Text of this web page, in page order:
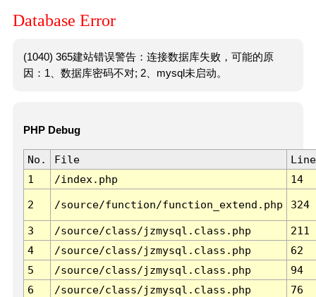
Database Error
(1040) 365建站错误警告：连接数据库失败，可能的原
因：1、数据库密码不对; 2、mysql未启动。
PHP Debug
No. File
Line
1
/index.php 14
2 /source/function/function_extend.php 324
3 /source/class/jzmysql.class.php
211
4
/source/class/jzmysql.class.php
62
5
/source/class/jzmysql.class.php
94
6
/source/class/jzmysql.class.php 76